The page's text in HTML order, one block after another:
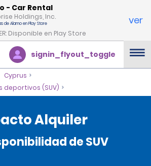
- Car Rental
Holdings, Inc.
Disponible en Play Store
ver
signin_flyout_toggle
Cyprus
deportivos (SUV)
Alquiler
de SUV